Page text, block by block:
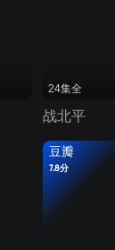
24集全
战北平
豆瓣
7.8分